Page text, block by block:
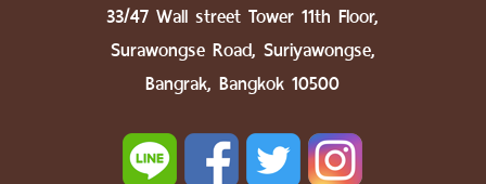
33/47 Wall street Tower 11th Floor,
Surawongse Road, Suriyawongse,
Bangrak, Bangkok 10500